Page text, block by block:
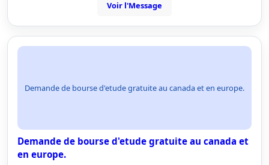
Voir l'Message
Demande de bourse d'etude gratuite au canada et en europe.
Demande de bourse d'etude gratuite au canada et
en europe.